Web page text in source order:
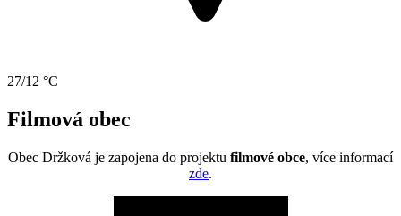
27/12 °C
Filmová obec
Obec Držková je zapojena do projektu filmové obce, více informací
zde.